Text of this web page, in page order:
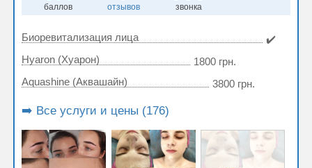
баллов отзывов звонка
Биоревитализация лица
✔️
Hyaron (Хуарон)
1800 грн.
Aquashine (Аквашайн)
3800 грн.
➡️ Все услуги и цены (176)